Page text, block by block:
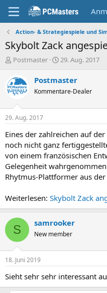
Action- & Strategiespiele und
Skybolt Zack
E
s
t
e
e
r
Postmaster
E
s
e
t
a
m
29. Aug. 2017
Postmaster
Kommentare-Dealer
29. Aug. 2017
Eines der zahlreichen auf
noch nicht ganz
von einem französischen
Gelegenheit
Rhytmus-Plattformer aus der
Weiterlesen: Skybolt Zack
S samrooker
New member
18. Juni 2019
Sieht sehr sehr interessant